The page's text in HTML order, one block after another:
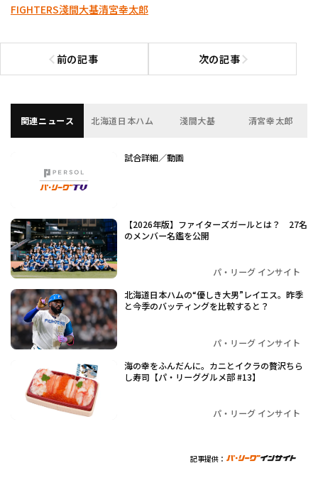
FIGHTERS淺間大基清宮幸太郎
前の記事
前の記事へ 次の記事次の記事へ
関連ニュース 北海道日本ハム 淺間大基 清宮幸太郎
試合詳細／動画
【2026年版】ファイターズガールとは？ 27名
のメンバー名鑑を公開
パ・リーグ インサイト
北海道日本ハムの“優しき大男”レイエス。昨季
と今季のバッティングを比較すると？
パ・リーグ インサイト
海の幸をふんだんに。カニとイクラの贅沢ちら
し寿司【パ・リーググルメ部 #13】
パ・リーグ インサイト
記事提供：